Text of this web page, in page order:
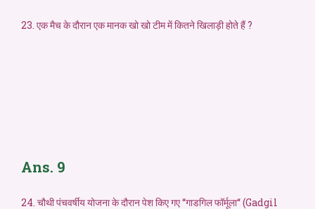
23. एक मैच के दौरान एक मानक खो खो टीम में कितने खिलाड़ी होते हैं ?
Ans. 9
24. चौथी पंचवर्षीय योजना के दौरान पेश किए गए ‘‘गाडगिल फॉर्मूला‘‘ (Gadgil